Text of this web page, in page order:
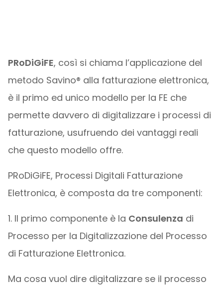
PRoDiGiFE, così si chiama l’applicazione del
metodo Savino® alla fatturazione elettronica,
è il primo ed unico modello per la FE che
permette davvero di digitalizzare i processi di
fatturazione, usufruendo dei vantaggi reali
che questo modello offre.​
PRoDiGiFE, Processi Digitali Fatturazione
Elettronica, è composta da tre componenti:
1. Il primo componente è la Consulenza di
Processo per la Digitalizzazione del Processo
di Fatturazione Elettronica.
Ma cosa vuol dire digitalizzare se il processo